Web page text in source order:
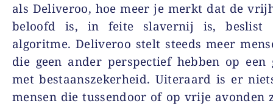
als Deliveroo, hoe meer je merkt dat de
beloofd is, in feite slavernij is, beslist
algoritme. Deliveroo stelt steeds meer
die geen ander perspectief hebben op een
met bestaanszekerheid. Uiteraard is er
mensen die tussendoor of op vrije avonden